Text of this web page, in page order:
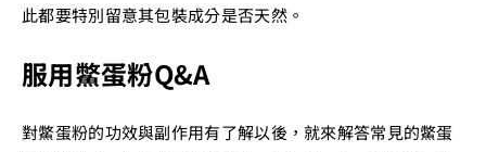
此都要特別留意其包裝成分是否天然。
服用鱉蛋粉Q&A
對鱉蛋粉的功效與副作用有了解以後，就來解答常見的鱉蛋